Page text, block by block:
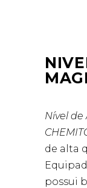
Nível
de alta
possui